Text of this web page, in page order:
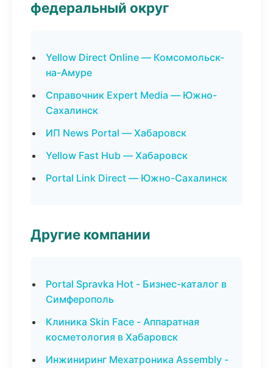
федеральный округ
Yellow Direct Online — Комсомольск-
на-Амуре
Справочник Expert Media — Южно-
Сахалинск
ИП News Portal — Хабаровск
Yellow Fast Hub — Хабаровск
Portal Link Direct — Южно-Сахалинск
Другие компании
Portal Spravka Hot - Бизнес-каталог в
Симферополь
Клиника Skin Face - Аппаратная
косметология в Хабаровск
Инжиниринг Мехатроника Assembly -